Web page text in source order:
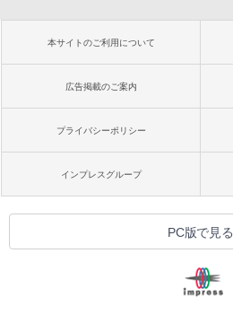
本サイトのご利用について
広告掲載のご案内
プライバシーポリシー
インプレスグループ
PC版で見る